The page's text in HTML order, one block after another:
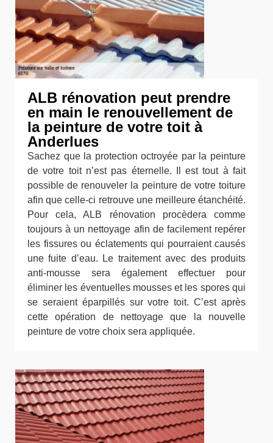
ALB rénovation peut prendre
en main le renouvellement de
la peinture de votre toit à
Anderlues
Sachez que la protection octroyée par la peinture
de votre toit n’est pas éternelle. Il est tout à fait
possible de renouveler la peinture de votre toiture
afin que celle-ci retrouve une meilleure étanchéité.
Pour cela, ALB rénovation procèdera comme
toujours à un nettoyage afin de facilement repérer
les fissures ou éclatements qui pourraient causés
une fuite d’eau. Le traitement avec des produits
anti-mousse sera également effectuer pour
éliminer les éventuelles mousses et les spores qui
se seraient éparpillés sur votre toit. C’est après
cette opération de nettoyage que la nouvelle
peinture de votre choix sera appliquée.